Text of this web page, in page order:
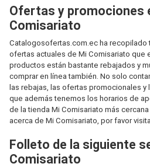
Ofertas y promociones
Comisariato
Catalogosofertas.com.ec ha recopilado
ofertas actuales de Mi Comisariato que
productos están bastante rebajados y
comprar en línea también. No solo
las rebajas, las ofertas promocionales
que además tenemos los horarios de
de la tienda Mi Comisariato más
acerca de Mi Comisariato, por favor
Folleto de la siguiente
Comisariato